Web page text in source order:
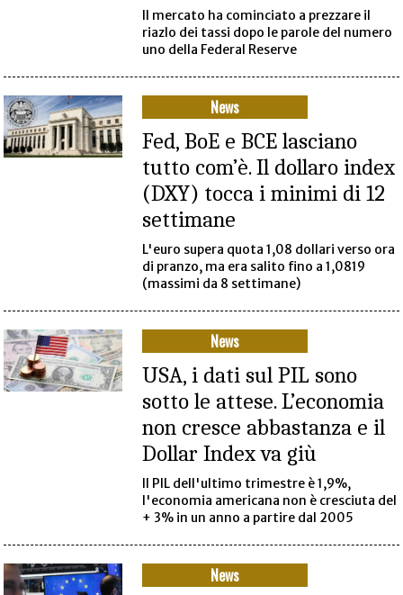
Il mercato ha cominciato a prezzare il
riazlo dei tassi dopo le parole del numero
uno della Federal Reserve
News
Fed, BoE e BCE lasciano
tutto com’è. Il dollaro index
(DXY) tocca i minimi di 12
settimane
L'euro supera quota 1,08 dollari verso ora
di pranzo, ma era salito fino a 1,0819
(massimi da 8 settimane)
News
USA, i dati sul PIL sono
sotto le attese. L’economia
non cresce abbastanza e il
Dollar Index va giù
Il PIL dell'ultimo trimestre è 1,9%,
l'economia americana non è cresciuta del
+ 3% in un anno a partire dal 2005
News